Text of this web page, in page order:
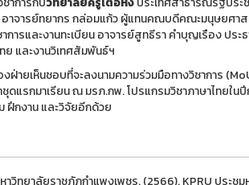
อาจารย์ทยากร กล่อมแก้ว ผู้แทนคณบดีคณะมนุษยศ
ารและงานทะเบียน อาจารย์สูทธีรา คำบุญเรือง ประ
ย และงานวิเทศสัมพันธ์ฯ
ายเห็นชอบที่จะลงนามความร่วมมือทางวิชาการ
ดแรกมาเรียน ณ มรภ.กพ. โปรแกรมวิชาภาษาไทยใน
กงาน และวิจัยอีกด้วย
าวิทยาลัยราชภัฏกำแพงเพชร. (2566). KPRU ประชุ